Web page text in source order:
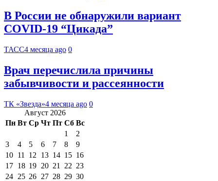
В России не обнаружили вариант
COVID-19 “Цикада”
ТАСС4 месяца ago 0
Врач перечислила причины
забывчивости и рассеянности
ТК «Звезда»4 месяца ago 0
Август 2026
Пн Вт Ср Чт Пт Сб Вс
1
2
3
4 5 6 7 8
9
10 11 12 13 14 15 16
17 18 19 20 21 22 23
24 25 26 27 28 29 30